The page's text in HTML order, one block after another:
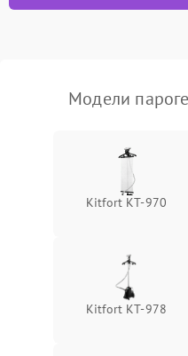
Не подает пар
Модели
Kitfort КТ-970
Kitfort КТ-978